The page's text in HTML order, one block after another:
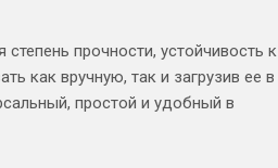
прочности, устойчивость к
как вручную, так и загрузив ее в
простой и удобный в